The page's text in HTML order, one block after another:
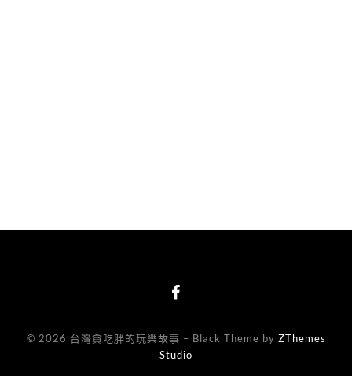
© 2026 台灣貪吃胖的玩樂故事 – Black Theme by ZThemes
Studio